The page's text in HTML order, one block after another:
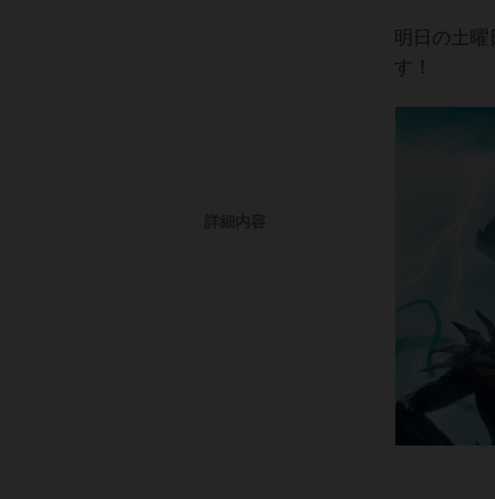
明日の土曜
す！